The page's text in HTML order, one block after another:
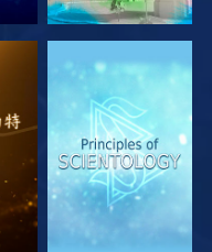
探索系列節目